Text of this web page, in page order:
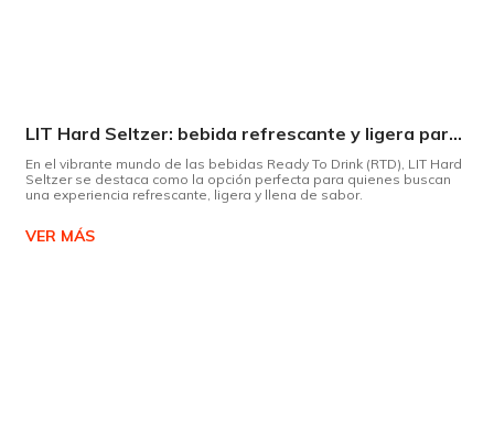
LIT Hard Seltzer: bebida refrescante y ligera para disfrutar de este verano
En el vibrante mundo de las bebidas Ready To Drink (RTD), LIT Hard
Seltzer se destaca como la opción perfecta para quienes buscan
una experiencia refrescante, ligera y llena de sabor.
VER MÁS